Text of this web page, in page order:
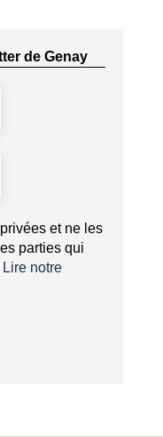
de Genay
et ne les
parties qui
Lire notre